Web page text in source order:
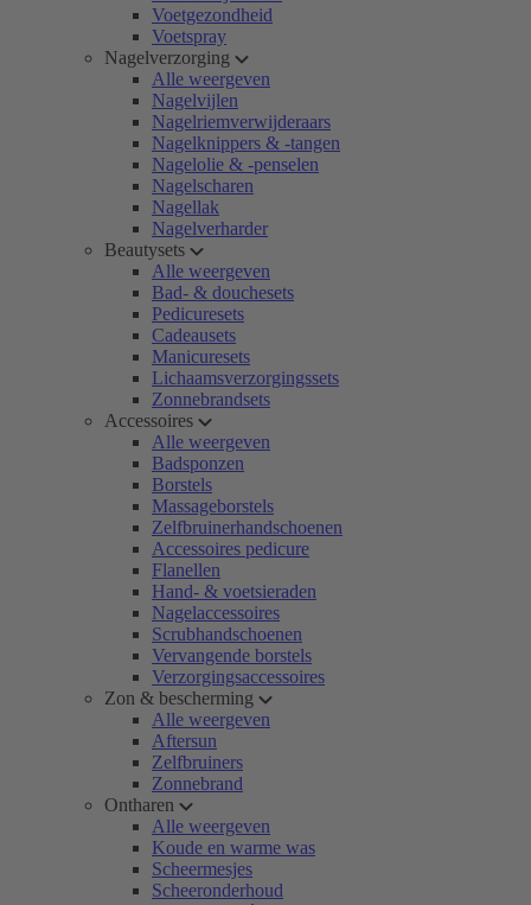
Voetgezondheid
Voetspray
Nagelverzorging
Alle weergeven
Nagelvijlen
Nagelriemverwijderaars
Nagelknippers & -tangen
Nagelolie & -penselen
Nagelscharen
Nagellak
Nagelverharder
Beautysets
Alle weergeven
Bad- & douchesets
Pedicuresets
Cadeausets
Manicuresets
Lichaamsverzorgingssets
Zonnebrandsets
Accessoires
Alle weergeven
Badsponzen
Borstels
Massageborstels
Zelfbruinerhandschoenen
Accessoires pedicure
Flanellen
Hand- & voetsieraden
Nagelaccessoires
Scrubhandschoenen
Vervangende borstels
Verzorgingsaccessoires
Zon & bescherming
Alle weergeven
Aftersun
Zelfbruiners
Zonnebrand
Ontharen
Alle weergeven
Koude en warme was
Scheermesjes
Scheeronderhoud